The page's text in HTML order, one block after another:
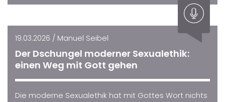
19.03.2026 / Manuel Seibel
Der Dschungel moderner Sexualethik:
einen Weg mit Gott gehen
Die moderne Sexualethik hat mit Gottes Wort nichts